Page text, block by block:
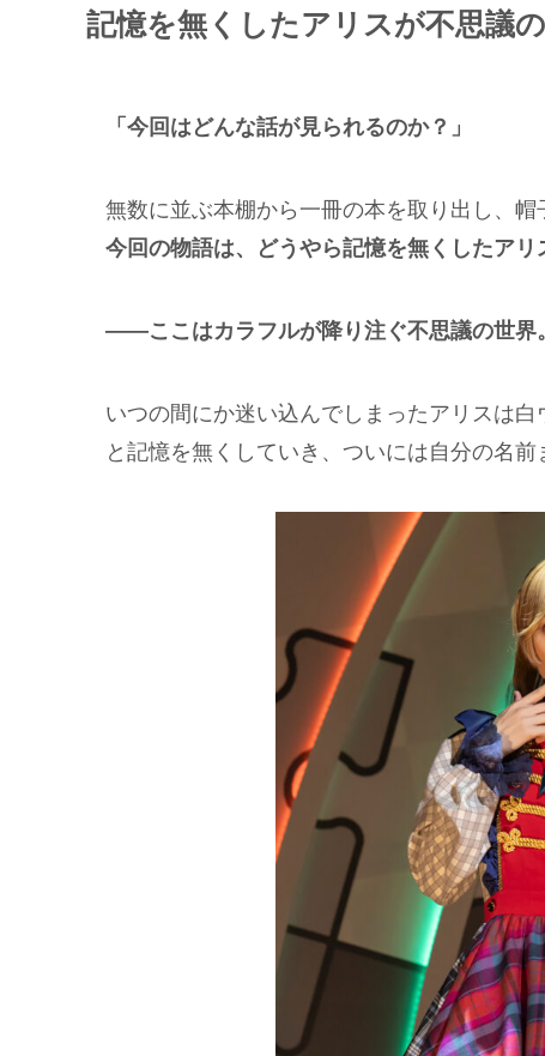
記憶を無くしたアリスが不思議
「今回はどんな話が見られるのか？」
無数に並ぶ本棚から一冊の本を取り出し、帽
今回の物語は、どうやら記憶を無くしたア
――ここはカラフルが降り注ぐ不思議の世界。
いつの間にか迷い込んでしまったアリスは
と記憶を無くしていき、ついには自分の名前